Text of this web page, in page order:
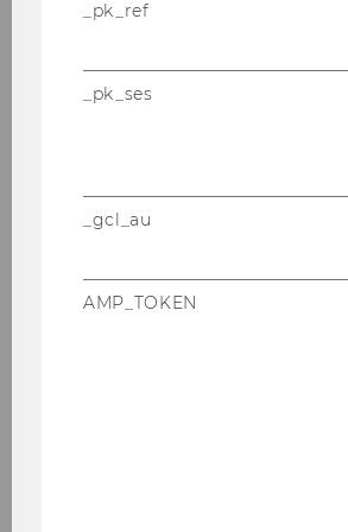
Die An­zahl der ver­füg­ba­ren
Bitte
die Stor­nie­rung der
be­grenz­ten
re­gelt ist:
vor der Ver­an­stal­tung
vor
_pk_ref
_pk_ses
_gcl_au
AMP_TOKEN